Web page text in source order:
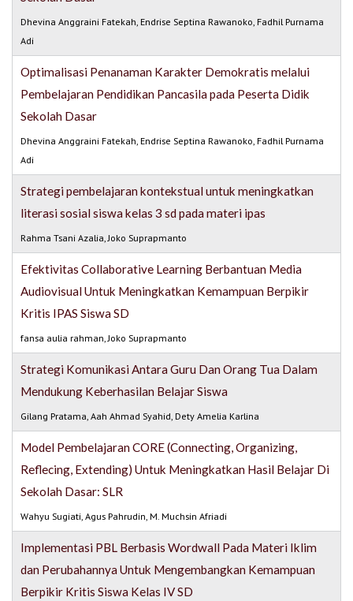
Dhevina Anggraini Fatekah, Endrise Septina Rawanoko, Fadhil Purnama
Adi
Optimalisasi Penanaman Karakter Demokratis melalui
Pembelajaran Pendidikan Pancasila pada Peserta Didik
Sekolah Dasar
Dhevina Anggraini Fatekah, Endrise Septina Rawanoko, Fadhil Purnama
Adi
Strategi pembelajaran kontekstual untuk meningkatkan
literasi sosial siswa kelas 3 sd pada materi ipas
Rahma Tsani Azalia, Joko Suprapmanto
Efektivitas Collaborative Learning Berbantuan Media
Audiovisual Untuk Meningkatkan Kemampuan Berpikir
Kritis IPAS Siswa SD
fansa aulia rahman, Joko Suprapmanto
Strategi Komunikasi Antara Guru Dan Orang Tua Dalam
Mendukung Keberhasilan Belajar Siswa
Gilang Pratama, Aah Ahmad Syahid, Dety Amelia Karlina
Model Pembelajaran CORE (Connecting, Organizing,
Reflecing, Extending) Untuk Meningkatkan Hasil Belajar Di
Sekolah Dasar: SLR
Wahyu Sugiati, Agus Pahrudin, M. Muchsin Afriadi
Implementasi PBL Berbasis Wordwall Pada Materi Iklim
dan Perubahannya Untuk Mengembangkan Kemampuan
Berpikir Kritis Siswa Kelas IV SD